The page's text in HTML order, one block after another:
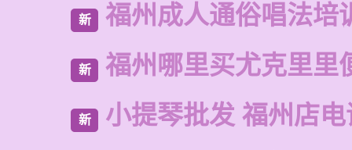
新 福州成人通俗唱法培
新 福州哪里买尤克里里
新 小提琴批发 福州店